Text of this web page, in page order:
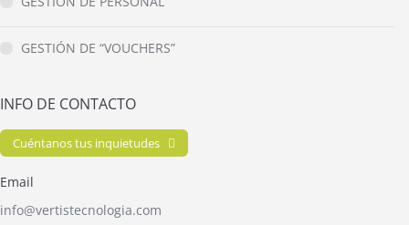
GESTIÓN DE “VOUCHERS”
INFO DE CONTACTO
Cuéntanos tus inquietudes
Email
info@vertistecnologia.com